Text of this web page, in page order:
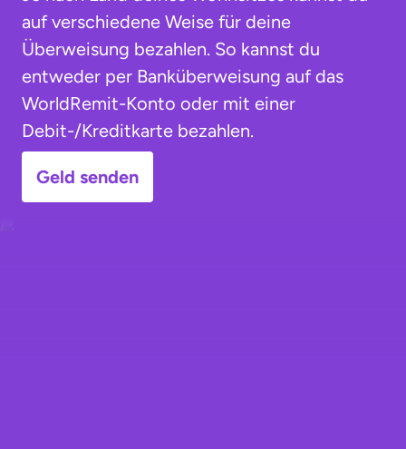
auf verschiedene Weise für deine
Überweisung bezahlen. So kannst du
entweder per Banküberweisung auf das
WorldRemit-Konto oder mit einer
Debit-/Kreditkarte bezahlen.
Geld senden